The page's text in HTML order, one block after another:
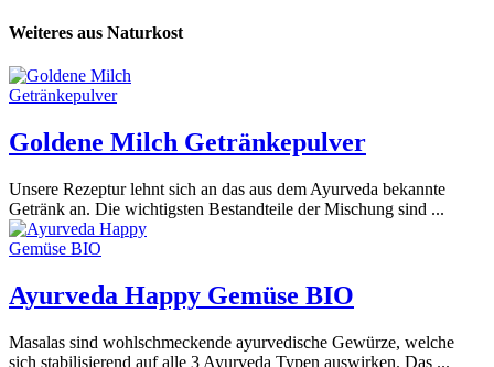
Weiteres aus Naturkost
Goldene Milch Getränkepulver
Unsere Rezeptur lehnt sich an das aus dem Ayurveda bekannte
Getränk an. Die wichtigsten Bestandteile der Mischung sind ...
Ayurveda Happy Gemüse BIO
Masalas sind wohlschmeckende ayurvedische Gewürze, welche
sich stabilisierend auf alle 3 Ayurveda Typen auswirken. Das ...